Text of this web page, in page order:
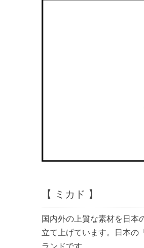
【 ミカド 】
国内外の上質な素材を日本
立て上げています。日本の